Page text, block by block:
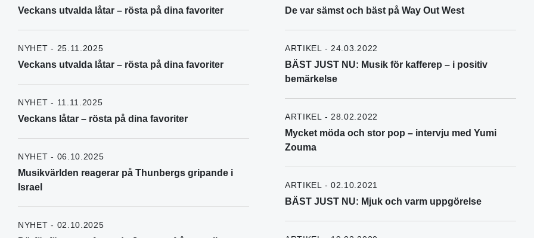
Veckans utvalda låtar – rösta på dina favoriter
NYHET - 25.11.2025
Veckans utvalda låtar – rösta på dina favoriter
NYHET - 11.11.2025
Veckans låtar – rösta på dina favoriter
NYHET - 06.10.2025
Musikvärlden reagerar på Thunbergs gripande i
Israel
NYHET - 02.10.2025
De var sämst och bäst på Way Out West
ARTIKEL - 24.03.2022
BÄST JUST NU: Musik för kafferep – i positiv
bemärkelse
ARTIKEL - 28.02.2022
Mycket möda och stor pop – intervju med Yumi
Zouma
ARTIKEL - 02.10.2021
BÄST JUST NU: Mjuk och varm uppgörelse